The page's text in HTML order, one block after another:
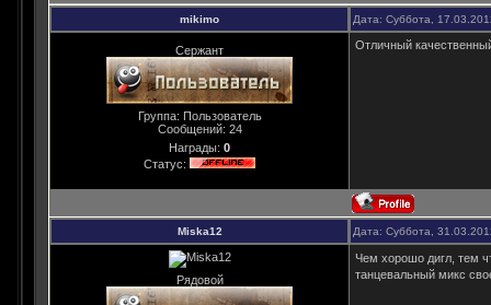
mikimo Дата: Суббота,
Сержант
Группа: Пользователь
Сообщений: 24
Награды: 0
Статус:
Отличный
Miska12 Дата: Суббота,
Рядовой
Чем хорошо дигл, тем
танцевальный микс